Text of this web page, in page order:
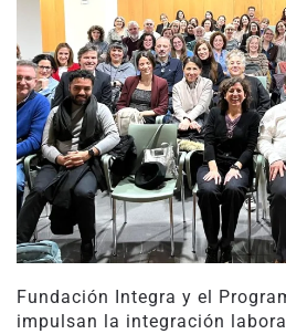
Fundación Integra y el
impulsan la integración